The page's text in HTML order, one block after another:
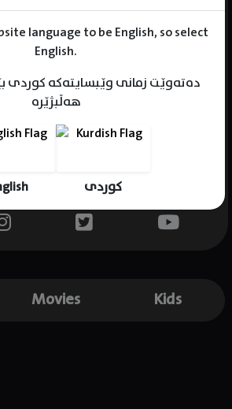
language to be English, so select
English.
دەتەوێت زمانی وێبسایتەکە کوردی
هەڵبژێرە
کوردی
Movies Kids